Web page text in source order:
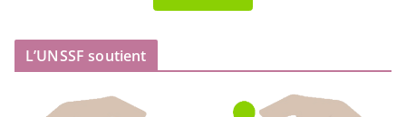
L’UNSSF soutient